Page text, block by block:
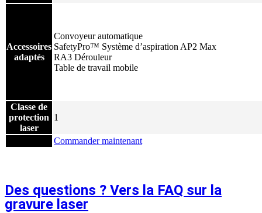
Accessoires
adaptés
Convoyeur automatique
SafetyPro™ Système d’aspiration AP2 Max
RA3 Dérouleur
Table de travail mobile
Classe de
protection
laser
1
Commander maintenant
Des questions ? Vers la FAQ sur la
gravure laser